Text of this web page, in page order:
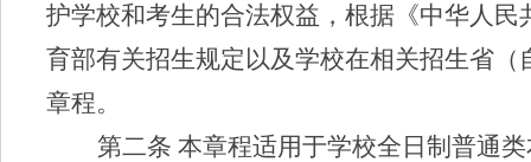
护学校和考生的合法权益，根据《中华人
育部有关招生规定以及学校在相关招生省
章程。
第二条本章程适用于学校全日制普通